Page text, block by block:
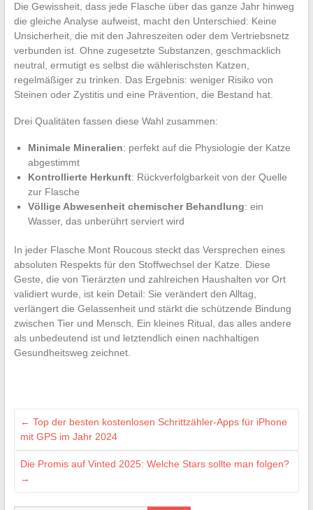
Die Gewissheit, dass jede Flasche über das ganze Jahr hinweg
die gleiche Analyse aufweist, macht den Unterschied: Keine
Unsicherheit, die mit den Jahreszeiten oder dem Vertriebsnetz
verbunden ist. Ohne zugesetzte Substanzen, geschmacklich
neutral, ermutigt es selbst die wählerischsten Katzen,
regelmäßiger zu trinken. Das Ergebnis: weniger Risiko von
Steinen oder Zystitis und eine Prävention, die Bestand hat.
Drei Qualitäten fassen diese Wahl zusammen:
Minimale Mineralien: perfekt auf die Physiologie der Katze
abgestimmt
Kontrollierte Herkunft: Rückverfolgbarkeit von der Quelle
zur Flasche
Völlige Abwesenheit chemischer Behandlung: ein
Wasser, das unberührt serviert wird
In jeder Flasche Mont Roucous steckt das Versprechen eines
absoluten Respekts für den Stoffwechsel der Katze. Diese
Geste, die von Tierärzten und zahlreichen Haushalten vor Ort
validiert wurde, ist kein Detail: Sie verändert den Alltag,
verlängert die Gelassenheit und stärkt die schützende Bindung
zwischen Tier und Mensch. Ein kleines Ritual, das alles andere
als unbedeutend ist und letztendlich einen nachhaltigen
Gesundheitsweg zeichnet.
← Top der besten kostenlosen Schrittzähler-Apps für iPhone
mit GPS im Jahr 2024
Die Promis auf Vinted 2025: Welche Stars sollte man folgen?
→